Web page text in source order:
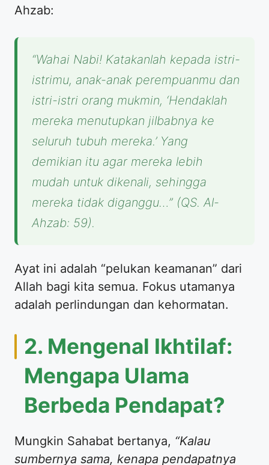
Ahzab:
“Wahai Nabi! Katakanlah kepada istri-
istrimu, anak-anak perempuanmu dan
istri-istri orang mukmin, ‘Hendaklah
mereka menutupkan jilbabnya ke
seluruh tubuh mereka.’ Yang
demikian itu agar mereka lebih
mudah untuk dikenali, sehingga
mereka tidak diganggu…” (QS. Al-
Ahzab: 59).
​Ayat ini adalah “pelukan keamanan” dari
Allah bagi kita semua. Fokus utamanya
adalah perlindungan dan kehormatan.
​2. Mengenal Ikhtilaf:
Mengapa Ulama
Berbeda Pendapat?
​Mungkin Sahabat bertanya, “Kalau
sumbernya sama, kenapa pendapatnya